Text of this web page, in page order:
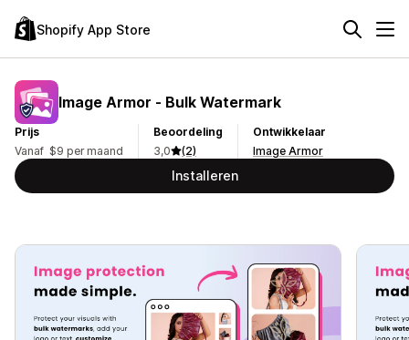
Shopify App Store
Image Armor ‑ Bulk Watermark
Prijs
Vanaf $9 per maand
Beoordeling
3,0
(2)
Ontwikkelaar
Image Armor
Installeren